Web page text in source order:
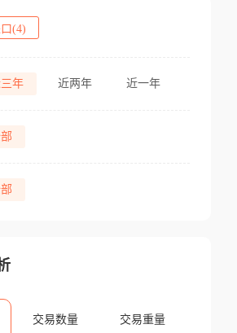
(4)
年 近两年 近一年
交易数量 交易重量